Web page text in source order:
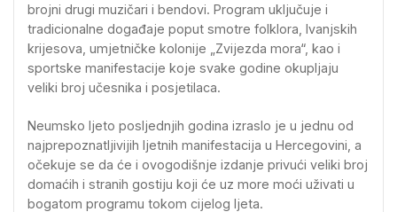
brojni drugi muzičari i bendovi. Program uključuje i
tradicionalne događaje poput smotre folklora, Ivanjskih
krijesova, umjetničke kolonije „Zvijezda mora“, kao i
sportske manifestacije koje svake godine okupljaju
veliki broj učesnika i posjetilaca.
Neumsko ljeto posljednjih godina izraslo je u jednu od
najprepoznatljivijih ljetnih manifestacija u Hercegovini, a
očekuje se da će i ovogodišnje izdanje privući veliki broj
domaćih i stranih gostiju koji će uz more moći uživati u
bogatom programu tokom cijelog ljeta.